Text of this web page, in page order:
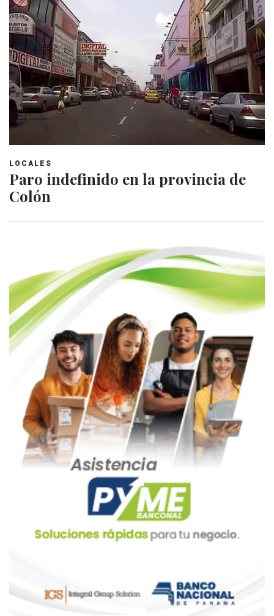
LOCALES
Paro indefinido en la provincia de
Colón